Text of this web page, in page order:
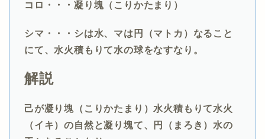
コロ・・・凝り塊（こりかたまり）
シマ・・・シは水、マは円（マトカ）なること
にて、水火積もりて水の球をなすなり。
解説
己が凝り塊（こりかたまり）水火積もりて水火
（イキ）の自然と凝り塊て、円（まろき）水の